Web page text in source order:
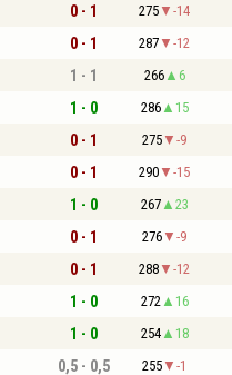
0 - 1 275 -14
0 - 1 287 -12
1 - 1 266 6
1 - 0 286 15
0 - 1 275 -9
0 - 1 290 -15
1 - 0 267 23
0 - 1 276 -9
0 - 1 288 -12
1 - 0 272 16
1 - 0 254 18
0,5 - 0,5 255 -1